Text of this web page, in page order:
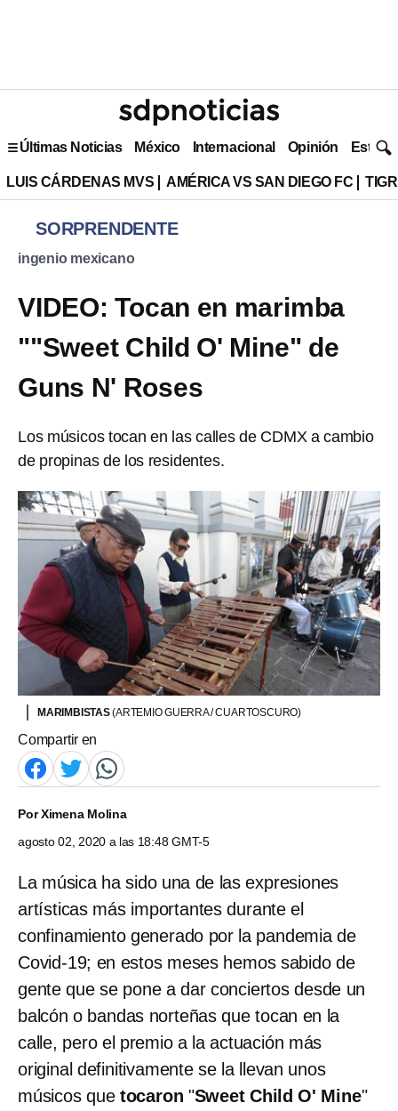
Últimas Noticias México Internacional Opinión Estilo
LUIS CÁRDENAS MVS AMÉRICA VS SAN DIEGO FC
SORPRENDENTE
ingenio mexicano
VIDEO: Tocan en marimba
""Sweet Child O' Mine" de
Guns N' Roses
Los músicos tocan en las calles de CDMX a cambio
de propinas de los residentes.
MARIMBISTAS(ARTEMIO GUERRA / CUARTOSCURO)
Compartir en
PorXimena Molina
agosto 02, 2020 a las 18:48 GMT-5
La música ha sido una de las expresiones
artísticas más importantes durante el
confinamiento generado por la pandemia de
Covid-19; en estos meses hemos sabido de
gente que se pone a dar conciertos desde un
balcón o bandas norteñas que tocan en la
calle, pero el premio a la actuación más
original definitivamente se la llevan unos
músicos que tocaron "Sweet Child O' Mine"